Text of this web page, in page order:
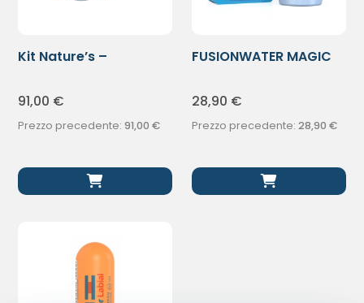
Kit Nature’s –
91,00 €
Prezzo precedente:91,00 €
FUSIONWATER MAGIC
28,90 €
Prezzo precedente: 28,90 €